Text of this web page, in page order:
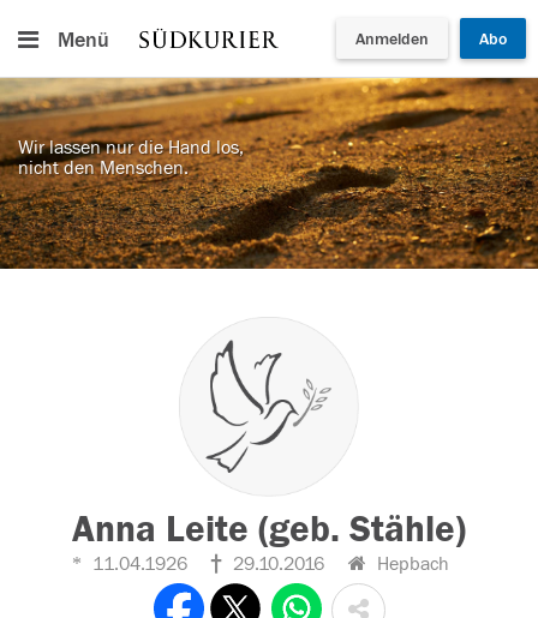
Menü Anmelden Abo
Wir lassen nur die Hand los,
nicht den Menschen.
Anna Leite (geb. Stähle)
11.04.1926 29.10.2016 Hepbach